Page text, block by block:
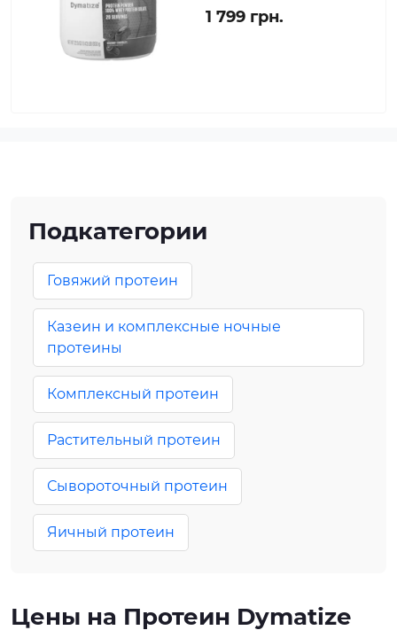
1 799 грн.
Подкатегории
Говяжий протеин
Казеин и комплексные ночные
протеины
Комплексный протеин
Растительный протеин
Сывороточный протеин
Яичный протеин
Цены на Протеин Dymatize